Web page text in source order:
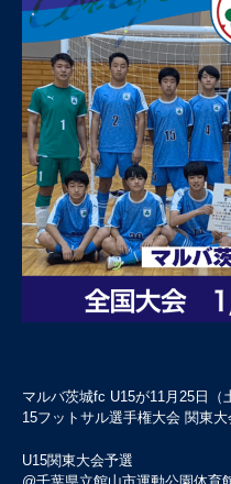
マルバ茨城fc U15が11月25日（
15フットサル選手権大会 関東大
U15関東大会予選